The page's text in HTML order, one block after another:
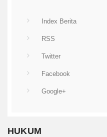
Index Berita
RSS
Twitter
Facebook
Google+
HUKUM